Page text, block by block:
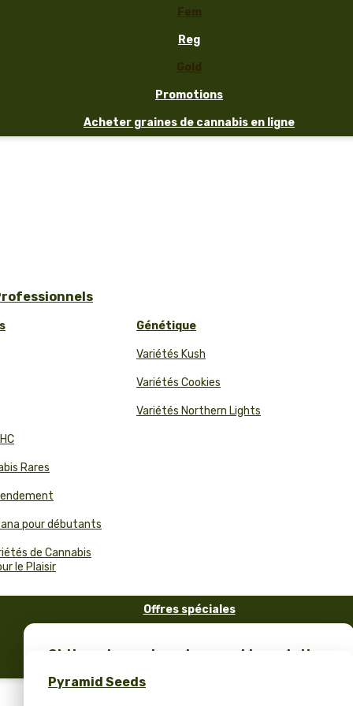
Fem
Reg
Gold
Promotions
Acheter graines de cannabis en ligne
Rares
pour débutants
de Cannabis
le Plaisir
Génétique
Variétés Kush
Variétés Cookies
Variétés Northern Lights
Offres spéciales
Obtiens des graines de cannabis gratuites
Pyramid Seeds !
Pyramid Seeds